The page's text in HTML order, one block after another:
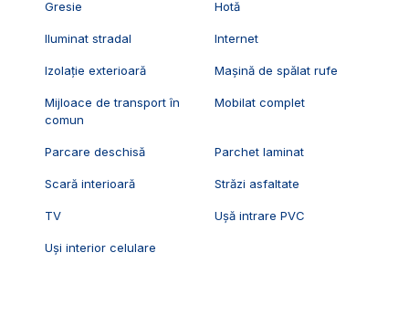
Gresie Hotă
Iluminat stradal Internet
Izolație exterioară Mașină de spălat rufe
Mijloace de transport în
comun
Mobilat complet
Parcare deschisă Parchet laminat
Scară interioară Străzi asfaltate
TV Ușă intrare PVC
Uși interior celulare